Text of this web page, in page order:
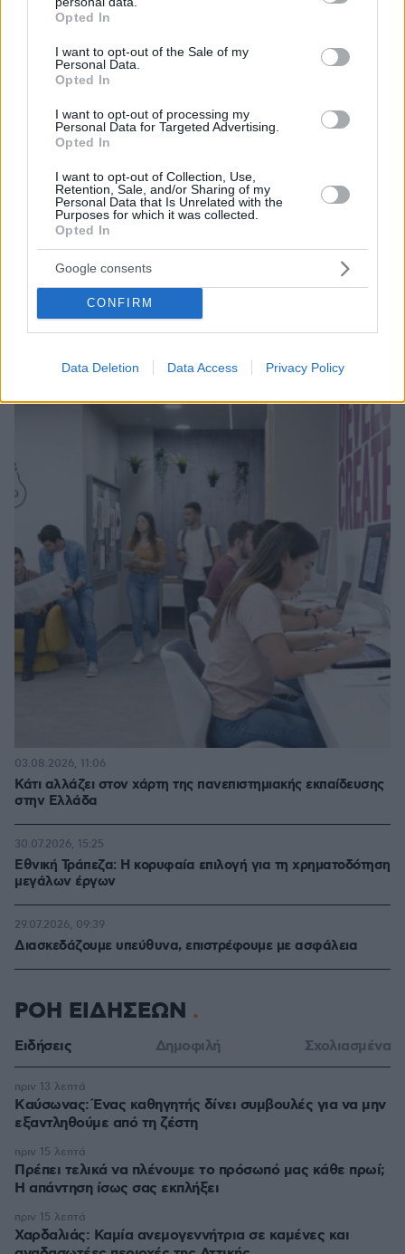
grant or deny consent to Google and its third-party tags to
use your data for below specified purposes in below Google
consent section.
Opted In
I want to opt-out of the Sale of my
Personal Data.
Opted In
I want to opt-out of processing my
Personal Data for Targeted Advertising.
Opted In
I want to opt-out of Collection, Use,
Retention, Sale, and/or Sharing of my
Personal Data that Is Unrelated with the
Purposes for which it was collected.
Opted In
Google consents
CONFIRM
Data Deletion Data Access Privacy Policy
Επιδείνωση στην υγεία της Γουέντι Γουίλιαμς - Είναι
ανήμπορη, δηλώνει η κηδεμόνας της
Κάτι αλλάζει στον χάρτη της πανεπιστημιακής εκπαίδευσης
στην Ελλάδα
03.08.2026, 11:06
Εθνική Τράπεζα: Η κορυφαία επιλογή για τη χρηματοδότηση
μεγάλων έργων
30.07.2026, 15:25
Διασκεδάζουμε υπεύθυνα, επιστρέφουμε με ασφάλεια
29.07.2026, 09:39
ΡΟΗ ΕΙΔΗΣΕΩΝ
Ειδήσεις Δημοφιλή Σχολιασμένα
Kαύσωνας: Ένας καθηγητής δίνει συμβουλές για να μην
εξαντληθούμε από τη ζέστη
πριν 13 λεπτά
Πρέπει τελικά να πλένουμε το πρόσωπό μας κάθε πρωί;
Η απάντηση ίσως σας εκπλήξει
πριν 15 λεπτά
Χαρδαλιάς: Καμία ανεμογεννήτρια σε καμένες και
πριν 15 λεπτά